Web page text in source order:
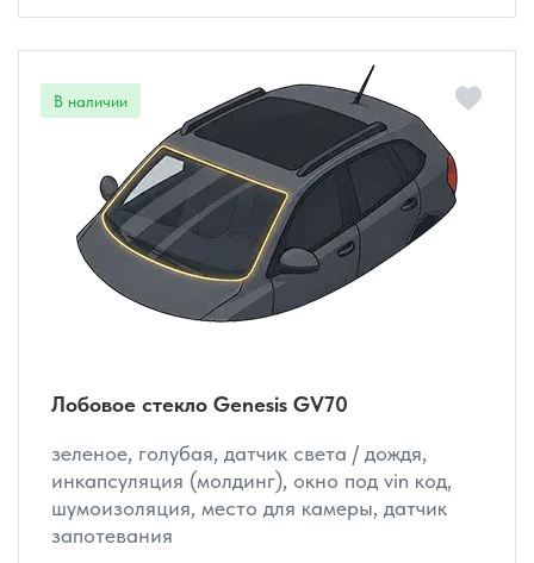
Лобовое стекло Genesis GV70
зеленое, голубая, датчик света / дождя,
инкапсуляция (молдинг), окно под vin код,
шумоизоляция, место для камеры, датчик
запотевания